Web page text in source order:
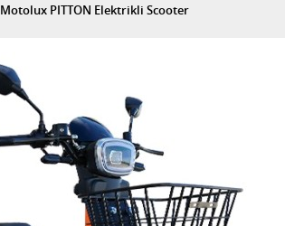
Motolux PITTON Elektrikli Scooter